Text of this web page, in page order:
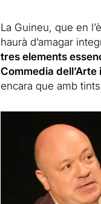
La Guineu, que en
haurà d’amagar
tres elements
Commedia
encara que amb